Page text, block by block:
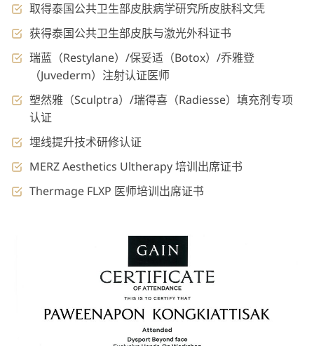
取得泰国公共卫生部皮肤病学研究所皮肤科文凭
获得泰国公共卫生部皮肤与激光外科证书
瑞蓝（Restylane）/保妥适（Botox）/乔雅登
（Juvederm）注射认证医师
塑然雅（Sculptra）/瑞得喜（Radiesse）填充剂专项
认证
埋线提升技术研修认证
MERZ Aesthetics Ultherapy 培训出席证书
Thermage FLXP 医师培训出席证书